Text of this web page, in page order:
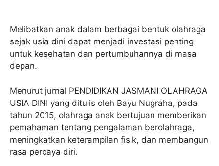
Melibatkan anak dalam berbagai bentuk olahraga
sejak usia dini dapat menjadi investasi penting
untuk kesehatan dan pertumbuhannya di masa
depan.
Menurut jurnal PENDIDIKAN JASMANI OLAHRAGA
USIA DINI yang ditulis oleh Bayu Nugraha, pada
tahun 2015, olahraga anak bertujuan memberikan
pemahaman tentang pengalaman berolahraga,
meningkatkan keterampilan fisik, dan membangun
rasa percaya diri.